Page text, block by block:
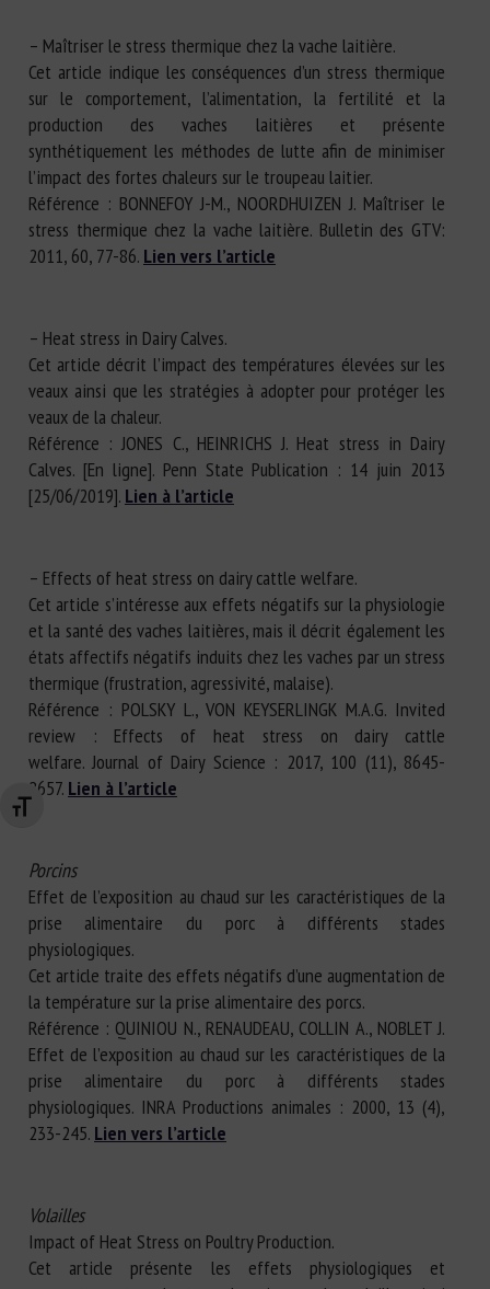
Changer la taille de la police
– Maîtriser le stress thermique chez la vache laitière.
Cet article indique les conséquences d’un stress thermique
sur le comportement, l’alimentation, la fertilité et la
production des vaches laitières et présente
synthétiquement les méthodes de lutte afin de minimiser
l’impact des fortes chaleurs sur le troupeau laitier.
Référence : BONNEFOY J-M., NOORDHUIZEN J. Maîtriser le
stress thermique chez la vache laitière. Bulletin des GTV:
2011, 60, 77-86. Lien vers l’article
– Heat stress in Dairy Calves.
Cet article décrit l’impact des températures élevées sur les
veaux ainsi que les stratégies à adopter pour protéger les
veaux de la chaleur.
Référence : JONES C., HEINRICHS J. Heat stress in Dairy
Calves. [En ligne]. Penn State Publication : 14 juin 2013
[25/06/2019]. Lien à l’article
– Effects of heat stress on dairy cattle welfare.
Cet article s’intéresse aux effets négatifs sur la physiologie
et la santé des vaches laitières, mais il décrit également les
états affectifs négatifs induits chez les vaches par un stress
thermique (frustration, agressivité, malaise).
Référence : POLSKY L., VON KEYSERLINGK M.A.G. Invited
review : Effects of heat stress on dairy cattle
welfare. Journal of Dairy Science : 2017, 100 (11), 8645-
8657. Lien à l’article
Porcins
Effet de l’exposition au chaud sur les caractéristiques de la
prise alimentaire du porc à différents stades
physiologiques.
Cet article traite des effets négatifs d’une augmentation de
la température sur la prise alimentaire des porcs.
Référence : QUINIOU N., RENAUDEAU, COLLIN A., NOBLET J.
Effet de l’exposition au chaud sur les caractéristiques de la
prise alimentaire du porc à différents stades
physiologiques. INRA Productions animales : 2000, 13 (4),
233-245. Lien vers l’article
Volailles
Impact of Heat Stress on Poultry Production.
Cet article présente les effets physiologiques et